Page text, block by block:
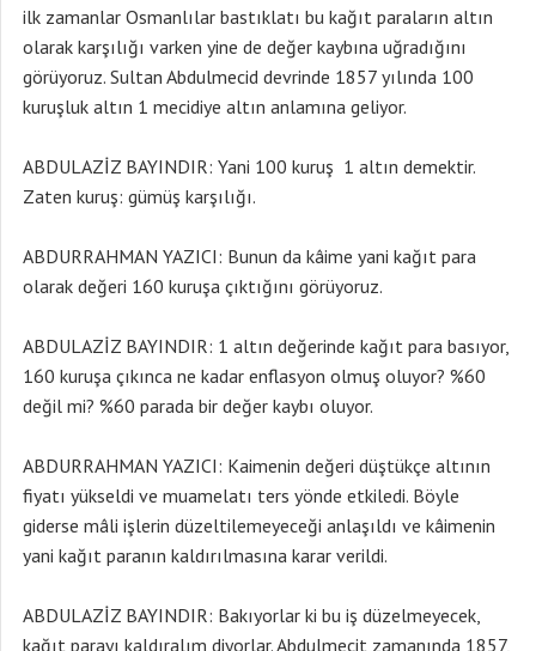
ilk zamanlar Osmanlılar bastıklatı bu kağıt paraların altın
olarak karşılığı varken yine de değer kaybına uğradığını
görüyoruz. Sultan Abdulmecid devrinde 1857 yılında 100
kuruşluk altın 1 mecidiye altın anlamına geliyor.
ABDULAZİZ BAYINDIR: Yani 100 kuruş 1 altın demektir.
Zaten kuruş: gümüş karşılığı.
ABDURRAHMAN YAZICI: Bunun da kâime yani kağıt para
olarak değeri 160 kuruşa çıktığını görüyoruz.
ABDULAZİZ BAYINDIR: 1 altın değerinde kağıt para basıyor,
160 kuruşa çıkınca ne kadar enflasyon olmuş oluyor? %60
değil mi? %60 parada bir değer kaybı oluyor.
ABDURRAHMAN YAZICI: Kaimenin değeri düştükçe altının
fiyatı yükseldi ve muamelatı ters yönde etkiledi. Böyle
giderse mâli işlerin düzeltilemeyeceği anlaşıldı ve kâimenin
yani kağıt paranın kaldırılmasına karar verildi.
ABDULAZİZ BAYINDIR: Bakıyorlar ki bu iş düzelmeyecek,
kağıt parayı kaldıralım diyorlar. Abdulmecit zamanında 1857,